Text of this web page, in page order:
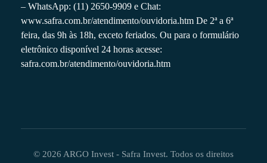
– WhatsApp: (11) 2650-9909 e Chat:
www.safra.com.br/atendimento/ouvidoria.htm De 2ª a 6ª
feira, das 9h às 18h, exceto feriados. Ou para o formulário
eletrônico disponível 24 horas acesse:
safra.com.br/atendimento/ouvidoria.htm
© 2026 ARGO Invest - Safra Invest. Todos os direitos